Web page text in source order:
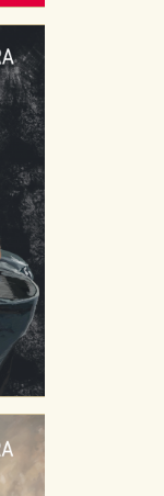
TODO
nuestro sitio
desde
el
que algunas